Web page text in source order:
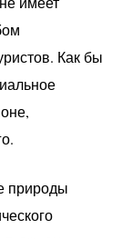
Как бы
природы